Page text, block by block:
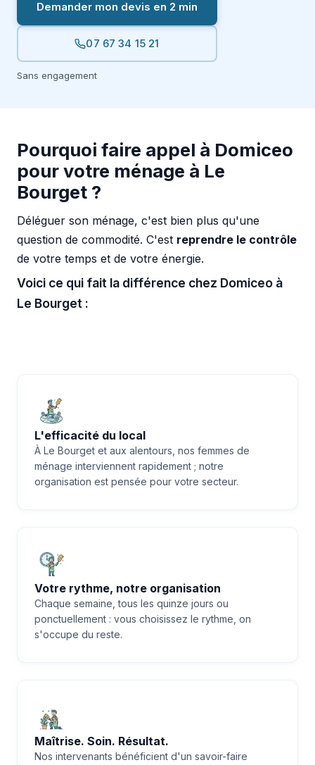
Demander mon devis en 2 min
07 67 34 15 21
Sans engagement
Pourquoi faire appel à Domiceo
pour votre ménage à Le
Bourget ?
Déléguer son ménage, c'est bien plus qu'une
question de commodité. C'est reprendre le contrôle
de votre temps et de votre énergie.
Voici ce qui fait la différence chez Domiceo à
Le Bourget :
L'efficacité du local
À Le Bourget et aux alentours, nos femmes de
ménage interviennent rapidement ; notre
organisation est pensée pour votre secteur.
Votre rythme, notre organisation
Chaque semaine, tous les quinze jours ou
ponctuellement : vous choisissez le rythme, on
s'occupe du reste.
Maîtrise. Soin. Résultat.
Nos intervenants bénéficient d'un savoir-faire